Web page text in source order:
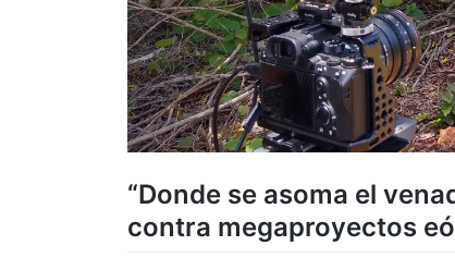
“Donde se asoma el
contra megaproyectos